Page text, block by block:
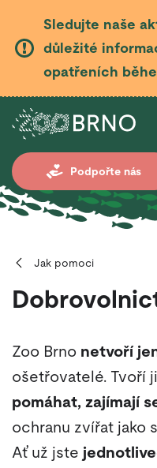
Sledujte naše
důležité
opatřeních
Podpořte nás
Jak pomoci
Zoo Brno netvoří
ošetřovatelé. Tvoří
pomáhat, zajímají
ochranu zvířat jako
Ať už jste